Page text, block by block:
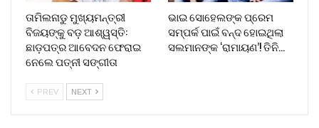
ତାମିଲନାଡୁ ମୁଖ୍ୟମନ୍ତ୍ରୀ
ବିଜୟଙ୍କୁ ବଡ଼ ଆଶ୍ୱସ୍ତି:
ଛାଡ଼ପତ୍ର ଆବେଦନ ଫେରାଇ
ନେଲେ ପତ୍ନୀ ସଙ୍ଗୀତା
ଭାଇ ସୋହେଲଙ୍କ ପ୍ରେମ
ସମ୍ପର୍କ ପାଇଁ ବନ୍ଦ ହୋଇଥିଲା
ସଲମାନଙ୍କ ‘ରାମାୟଣ’! ତିନି…
PREV NEXT